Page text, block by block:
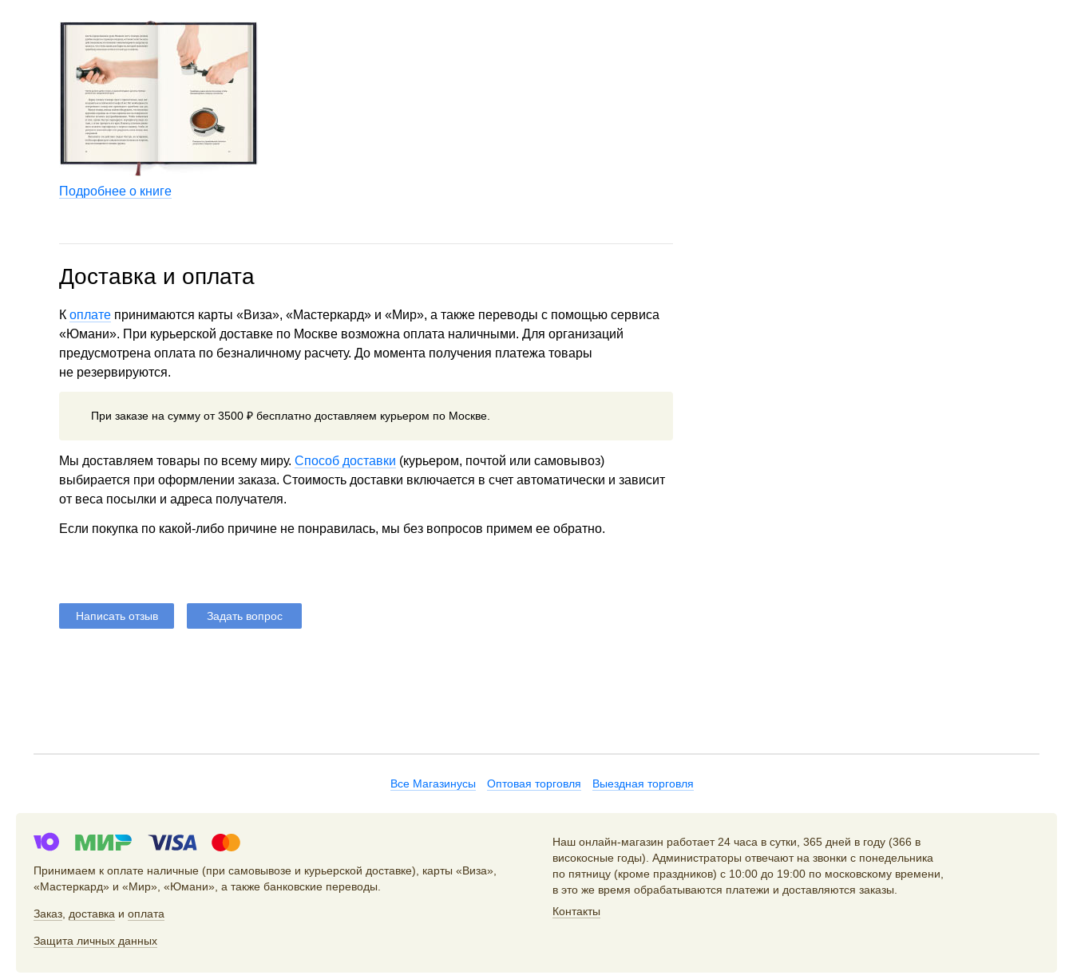
Подробнее о книге
Доставка и оплата
К оплате принимаются карты «Виза», «Мастеркард» и «Мир», а также переводы с помощью сервиса
«Юмани». При курьерской доставке по Москве возможна оплата наличными. Для организаций
предусмотрена оплата по безналичному расчету. До момента получения платежа товары
не резервируются.
При заказе на сумму от 3500 ₽ бесплатно доставляем курьером по Москве.
Мы доставляем товары по всему миру. Способ доставки (курьером, почтой или самовывоз)
выбирается при оформлении заказа. Стоимость доставки включается в счет автоматически и зависит
от веса посылки и адреса получателя.
Если покупка по какой-либо причине не понравилась, мы без вопросов примем ее обратно.
Написать отзыв Задать вопрос
Все Магазинусы Оптовая торговля Выездная торговля
Принимаем к оплате наличные (при самовывозе и курьерской доставке), карты «Виза»,
«Мастеркард» и «Мир», «Юмани», а также банковские переводы.
Заказ доставка и оплата
Защита личных данных
Наш онлайн-магазин работает 24 часа в сутки, 365 дней в году (366 в
високосные годы). Администраторы отвечают на звонки с понедельника
по пятницу (кроме праздников) с 10:00 до 19:00 по московскому времени,
в это же время обрабатываются платежи и доставляются заказы.
Контакты